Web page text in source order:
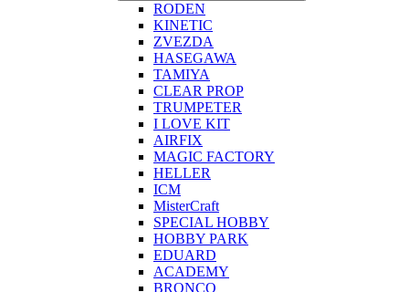
RODEN
KINETIC
ZVEZDA
HASEGAWA
TAMIYA
CLEAR PROP
TRUMPETER
I LOVE KIT
AIRFIX
MAGIC FACTORY
HELLER
ICM
MisterCraft
SPECIAL HOBBY
HOBBY PARK
EDUARD
ACADEMY
BRONCO